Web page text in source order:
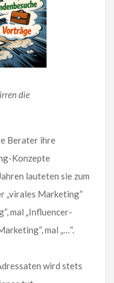
die
Berater ihre
Konzepte
lauteten sie zum
„virales Marketing“
mal „Influencer-
mal „…“.
wird stets